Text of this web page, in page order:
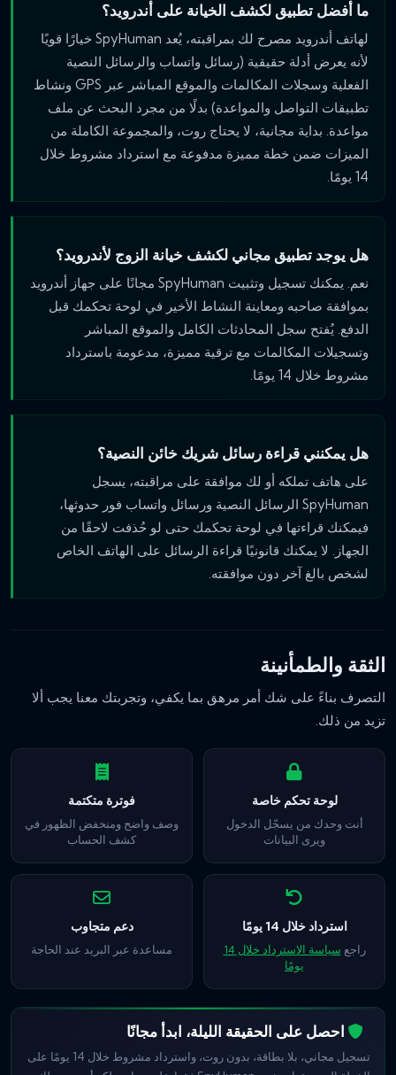
ما أفضل تطبيق لكشف الخيانة على أندرويد؟
لهاتف أندرويد مصرح لك بمراقبته، يُعد SpyHuman خيارًا قويًا
لأنه يعرض أدلة حقيقية (رسائل واتساب والرسائل النصية
الفعلية وسجلات المكالمات والموقع المباشر عبر GPS ونشاط
تطبيقات التواصل والمواعدة) بدلًا من مجرد البحث عن ملف
مواعدة. بداية مجانية، لا يحتاج روت، والمجموعة الكاملة من
الميزات ضمن خطة مميزة مدفوعة مع استرداد مشروط خلال
14 يومًا.
هل يوجد تطبيق مجاني لكشف خيانة الزوج لأندرويد؟
نعم. يمكنك تسجيل وتثبيت SpyHuman مجانًا على جهاز أندرويد
بموافقة صاحبه ومعاينة النشاط الأخير في لوحة تحكمك قبل
الدفع. يُفتح سجل المحادثات الكامل والموقع المباشر
وتسجيلات المكالمات مع ترقية مميزة، مدعومة باسترداد
مشروط خلال 14 يومًا.
هل يمكنني قراءة رسائل شريك خائن النصية؟
على هاتف تملكه أو لك موافقة على مراقبته، يسجل
SpyHuman الرسائل النصية ورسائل واتساب فور حدوثها،
فيمكنك قراءتها في لوحة تحكمك حتى لو حُذفت لاحقًا من
الجهاز. لا يمكنك قانونيًا قراءة الرسائل على الهاتف الخاص
لشخص بالغ آخر دون موافقته.
الثقة والطمأنينة
التصرف بناءً على شك أمر مرهق بما يكفي، وتجربتك معنا يجب ألا
تزيد من ذلك.
لوحة تحكم خاصة
أنت وحدك من يسجّل الدخول
ويرى البيانات
فوترة متكتمة
وصف واضح ومنخفض الظهور في
كشف الحساب
استرداد خلال 14 يومًا
راجع
سياسة الاسترداد خلال 14
يومًا
دعم متجاوب
مساعدة عبر البريد عند الحاجة
احصل على الحقيقة الليلة، ابدأ مجانًا
تسجيل مجاني، بلا بطاقة، بدون روت، واسترداد مشروط خلال 14 يومًا على